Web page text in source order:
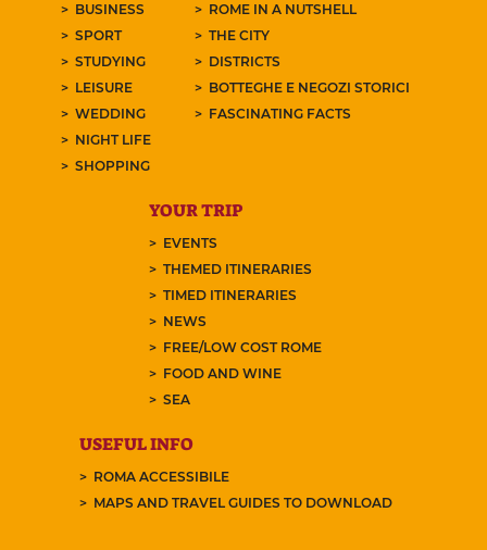
BUSINESS
SPORT
STUDYING
LEISURE
WEDDING
NIGHT LIFE
SHOPPING
ROME IN A NUTSHELL
THE CITY
DISTRICTS
BOTTEGHE E NEGOZI STORICI
FASCINATING FACTS
YOUR TRIP
EVENTS
THEMED ITINERARIES
TIMED ITINERARIES
NEWS
FREE/LOW COST ROME
FOOD AND WINE
SEA
USEFUL INFO
ROMA ACCESSIBILE
MAPS AND TRAVEL GUIDES TO DOWNLOAD